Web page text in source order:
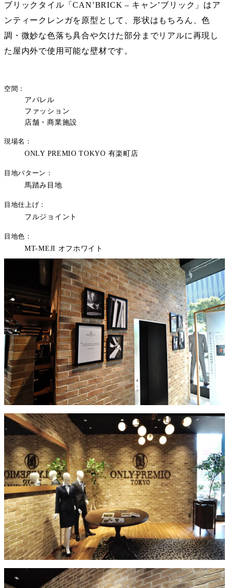
ブリックタイル「CAN’BRICK – キャン’ブリック」はア
ンティークレンガを原型として、形状はもちろん、色
調・微妙な色落ち具合や欠けた部分までリアルに再現し
た屋内外で使用可能な壁材です。
空間
アパレル
ファッション
店舗・商業施設
現場名
ONLY PREMIO TOKYO 有楽町店
目地パターン
馬踏み目地
目地仕上げ
フルジョイント
目地色
MT-MEJI オフホワイト